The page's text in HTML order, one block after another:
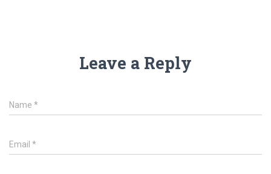
Leave a Reply
Name *
Email *